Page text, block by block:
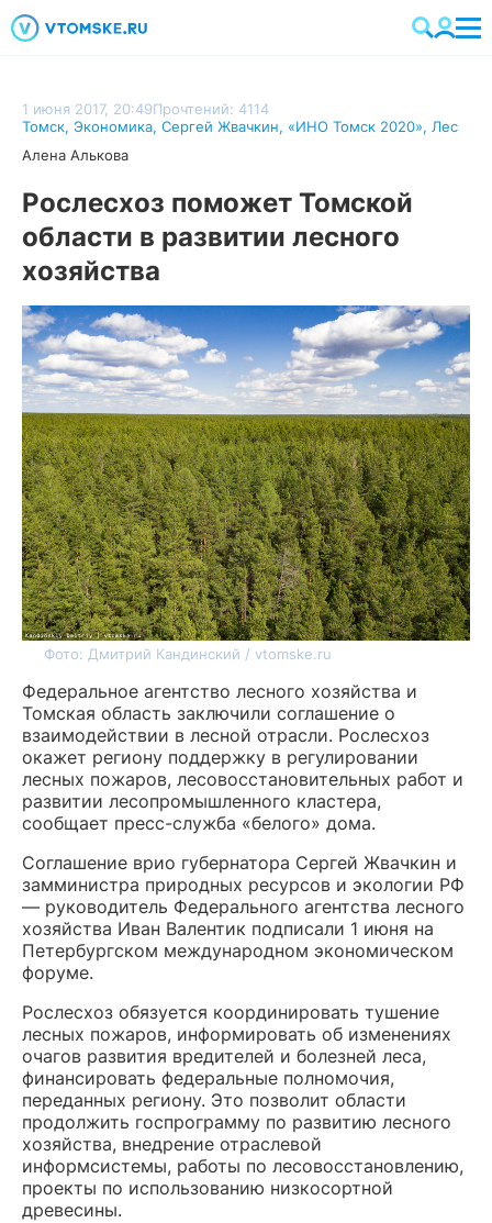
1 июня 2017, 20:49Прочтений: 4114
Томск, Экономика, Сергей Жвачкин, «ИНО Томск 2020», Лес
Алена Алькова
Рослесхоз поможет Томской
области в развитии лесного
хозяйства
Фото: Дмитрий Кандинский / vtomske.ru
Федеральное агентство лесного хозяйства и
Томская область заключили соглашение о
взаимодействии в лесной отрасли. Рослесхоз
окажет региону поддержку в регулировании
лесных пожаров, лесовосстановительных работ и
развитии лесопромышленного кластера,
сообщает пресс-служба «белого» дома.
Соглашение врио губернатора Сергей Жвачкин и
замминистра природных ресурсов и экологии РФ
— руководитель Федерального агентства лесного
хозяйства Иван Валентик подписали 1 июня на
Петербургском международном экономическом
форуме.
Рослесхоз обязуется координировать тушение
лесных пожаров, информировать об изменениях
очагов развития вредителей и болезней леса,
финансировать федеральные полномочия,
переданных региону. Это позволит области
продолжить госпрограмму по развитию лесного
хозяйства, внедрение отраслевой
информсистемы, работы по лесовосстановлению,
проекты по использованию низкосортной
древесины.